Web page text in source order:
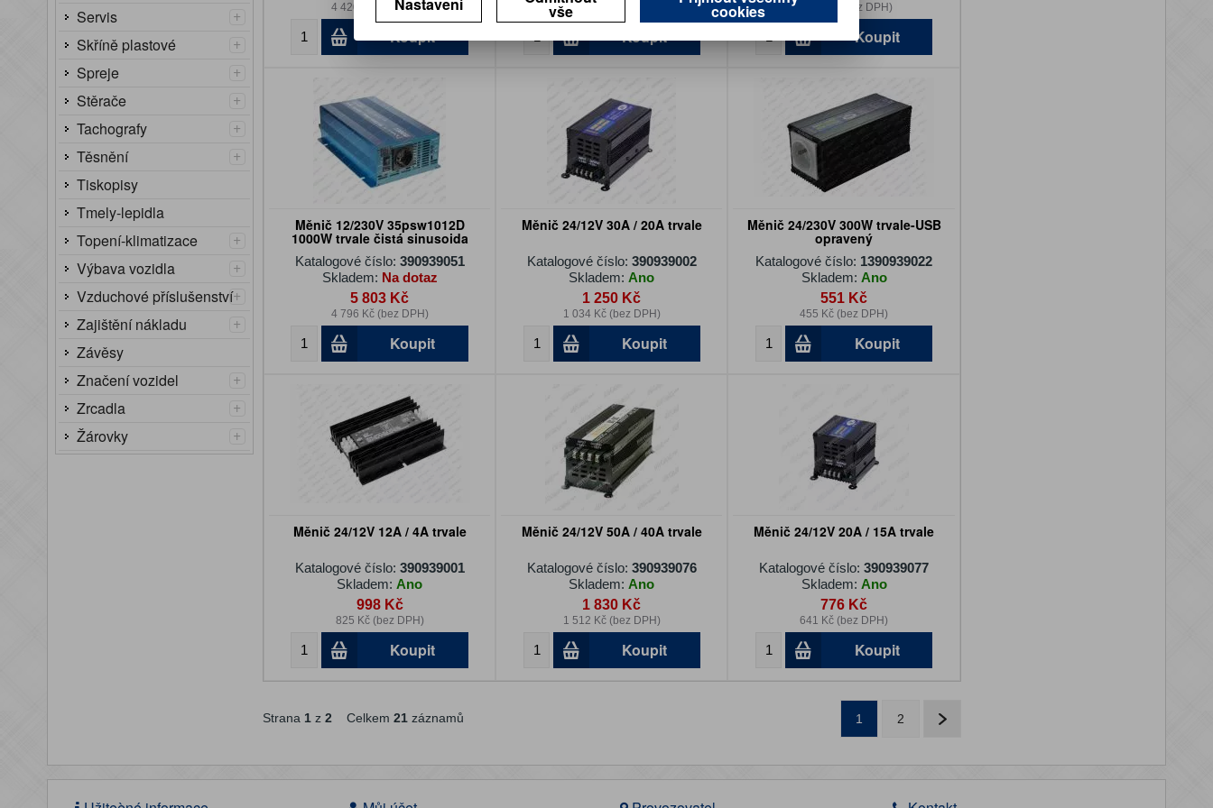
Servis
+
Skříně plastové
+
Spreje
+
Stěrače
+
Tachografy
+
Těsnění
+
Tiskopisy
Tmely-lepidla
Topení-klimatizace
+
Výbava vozidla
+
Vzduchové příslušenství+
Zajištění nákladu
+
Závěsy
Značení vozidel
+
Zrcadla
+
Žárovky
+
4 420 Kč (bez DPH)
Koupit
1 238 Kč (bez DPH)
Koupit
2 658 Kč (bez DPH)
Koupit
Měnič 12/230V 35psw1012D
1000W trvale čistá sinusoida
Katalogové číslo: 390939051
Skladem: Na dotaz
5 803 Kč
4 796 Kč (bez DPH)
Koupit
Měnič 24/12V 30A / 20A trvale
Katalogové číslo: 390939002
Skladem: Ano
1 250 Kč
1 034 Kč (bez DPH)
Koupit
Měnič 24/230V 300W trvale-USB
opravený
Katalogové číslo: 1390939022
Skladem: Ano
551 Kč
455 Kč (bez DPH)
Koupit
Měnič 24/12V 12A / 4A trvale
Katalogové číslo: 390939001
Skladem: Ano
998 Kč
825 Kč (bez DPH)
Koupit
Měnič 24/12V 50A / 40A trvale
Katalogové číslo: 390939076
Skladem: Ano
1 830 Kč
1 512 Kč (bez DPH)
Koupit
Měnič 24/12V 20A / 15A trvale
Katalogové číslo:390939077
Skladem: Ano
776 Kč
641 Kč (bez DPH)
Koupit
Strana 1z 2Celkem 21záznamů 1 2
vše cookies